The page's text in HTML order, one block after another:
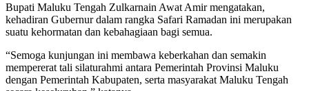
Bupati Maluku Tengah Zulkarnain Awat Amir mengatakan,
kehadiran Gubernur dalam rangka Safari Ramadan ini merupakan
suatu kehormatan dan kebahagiaan bagi semua.
“Semoga kunjungan ini membawa keberkahan dan semakin
mempererat tali silaturahmi antara Pemerintah Provinsi Maluku
dengan Pemerintah Kabupaten, serta masyarakat Maluku Tengah